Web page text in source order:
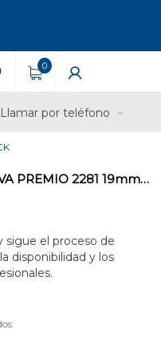
0
Llamar por teléfono
CINTA ADHESIVA PREMIO 2281 19mmx33m 0,06mm COBRE
sigue el proceso de
disponibilidad y los